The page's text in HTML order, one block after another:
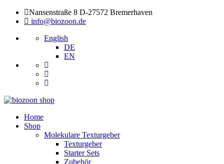
Nansenstraße 8 D-27572 Bremerhaven
info@biozoon.de
English
DE
EN
Home
Shop
Molekulare Texturgeber
Texturgeber
Starter Sets
Zubehör